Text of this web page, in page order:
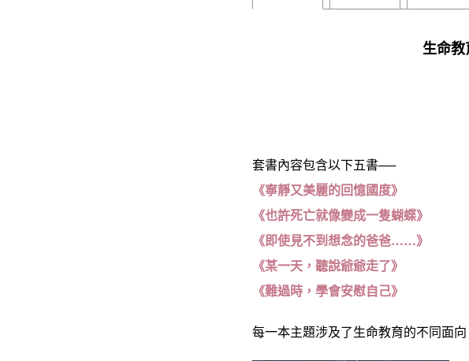
生命
套書內容包含以下五書──
《寧靜又美麗的回憶國度》
《也許死亡就像變成一隻蝴蝶》
《即使見不到想念的爸爸……》
《某一天，聽說爺爺走了》
《難過時，學會安慰自己》
每一本主題涉及了生命教育的不同面